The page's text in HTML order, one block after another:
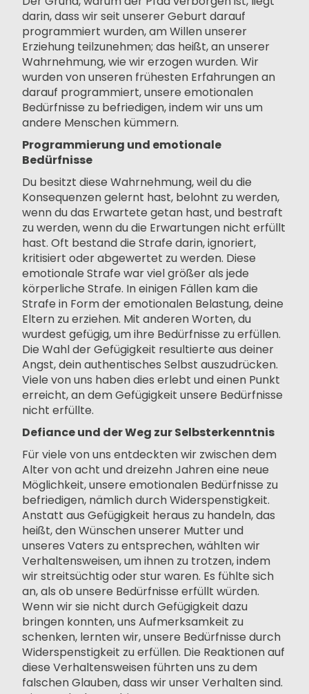
darin, dass wir seit unserer Geburt darauf
programmiert wurden, am Willen unserer
Erziehung teilzunehmen; das heißt, an unserer
Wahrnehmung, wie wir erzogen wurden. Wir
wurden von unseren frühesten Erfahrungen an
darauf programmiert, unsere emotionalen
Bedürfnisse zu befriedigen, indem wir uns um
andere Menschen kümmern.
Programmierung und emotionale
Bedürfnisse
Du besitzt diese Wahrnehmung, weil du die
Konsequenzen gelernt hast, belohnt zu werden,
wenn du das Erwartete getan hast, und bestraft
zu werden, wenn du die Erwartungen nicht erfüllt
hast. Oft bestand die Strafe darin, ignoriert,
kritisiert oder abgewertet zu werden. Diese
emotionale Strafe war viel größer als jede
körperliche Strafe. In einigen Fällen kam die
Strafe in Form der emotionalen Belastung, deine
Eltern zu erziehen. Mit anderen Worten, du
wurdest gefügig, um ihre Bedürfnisse zu erfüllen.
Die Wahl der Gefügigkeit resultierte aus deiner
Angst, dein authentisches Selbst auszudrücken.
Viele von uns haben dies erlebt und einen Punkt
erreicht, an dem Gefügigkeit unsere Bedürfnisse
nicht erfüllte.
Defiance und der Weg zur Selbsterkenntnis
Für viele von uns entdeckten wir zwischen dem
Alter von acht und dreizehn Jahren eine neue
Möglichkeit, unsere emotionalen Bedürfnisse zu
befriedigen, nämlich durch Widerspenstigkeit.
Anstatt aus Gefügigkeit heraus zu handeln, das
heißt, den Wünschen unserer Mutter und
unseres Vaters zu entsprechen, wählten wir
Verhaltensweisen, um ihnen zu trotzen, indem
wir streitsüchtig oder stur waren. Es fühlte sich
an, als ob unsere Bedürfnisse erfüllt würden.
Wenn wir sie nicht durch Gefügigkeit dazu
bringen konnten, uns Aufmerksamkeit zu
schenken, lernten wir, unsere Bedürfnisse durch
Widerspenstigkeit zu erfüllen. Die Reaktionen auf
diese Verhaltensweisen führten uns zu dem
falschen Glauben, dass wir unser Verhalten sind.